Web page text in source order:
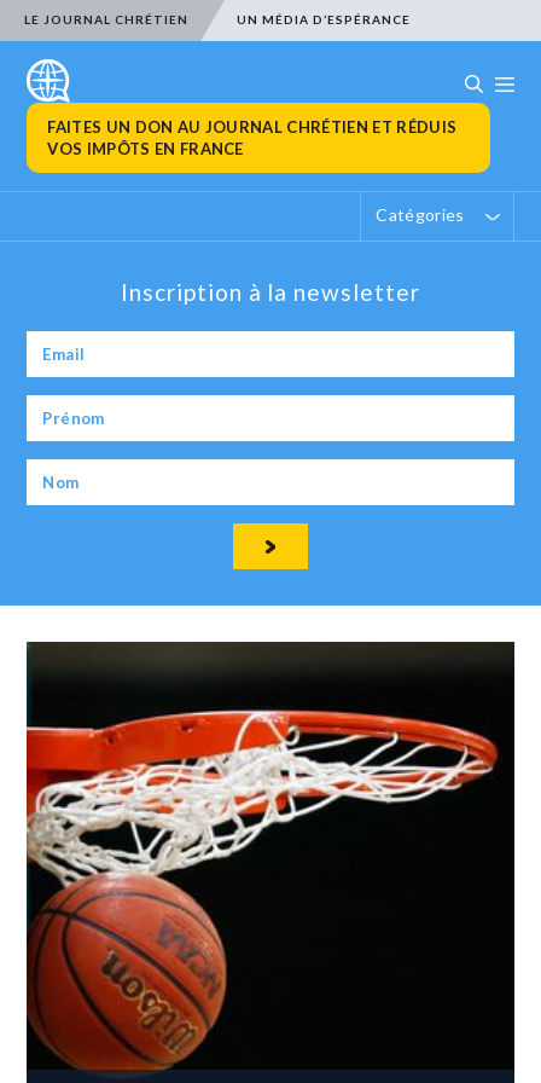
LE JOURNAL CHRÉTIEN UN MÉDIA D’ESPÉRANCE
FAITES UN DON AU JOURNAL CHRÉTIEN ET RÉDUIS
VOS IMPÔTS EN FRANCE
Catégories
Inscription à la newsletter